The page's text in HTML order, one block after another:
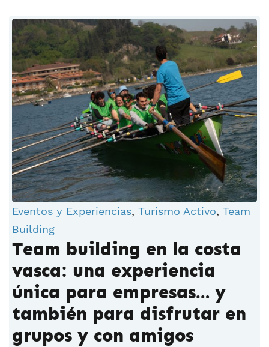
Eventos y Experiencias, Turismo Activo, Team
Building
Team building en la costa
vasca: una experiencia
única para empresas… y
también para disfrutar en
grupos y con amigos